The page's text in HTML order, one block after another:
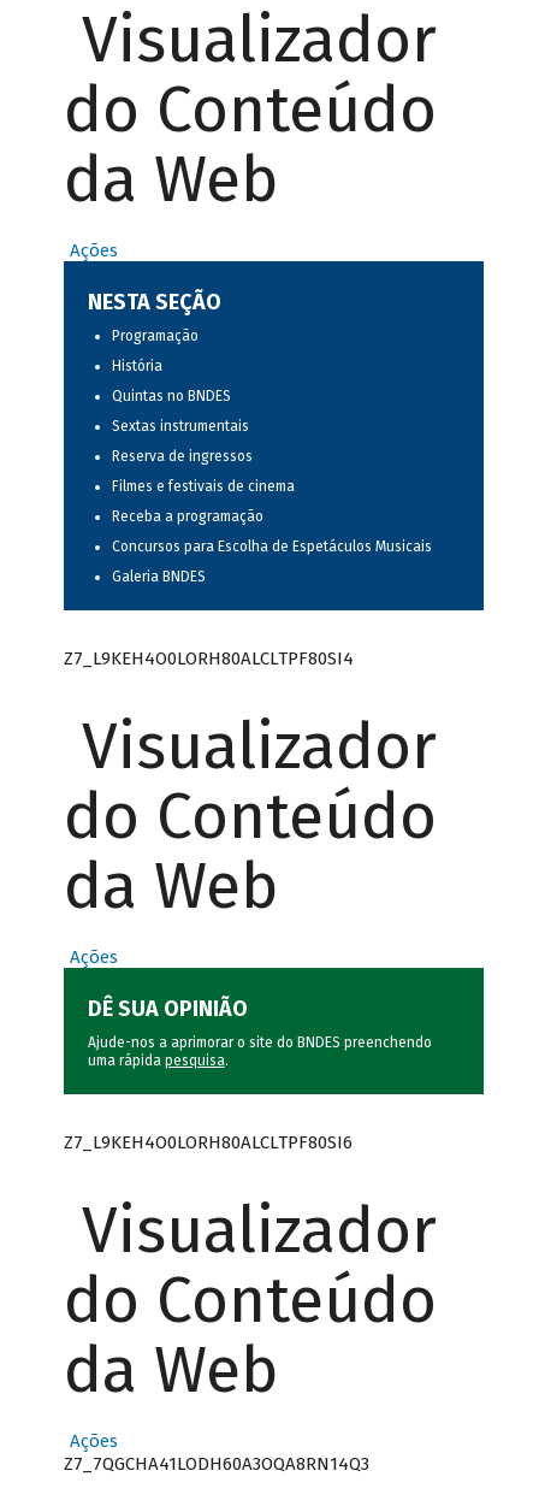
Visualizador
do Conteúdo
da Web
Ações
NESTA SEÇÃO
Programação
História
Quintas no BNDES
Sextas instrumentais
Reserva de ingressos
Filmes e festivais de cinema
Receba a programação
Concursos para Escolha de Espetáculos Musicais
Galeria BNDES
Z7_L9KEH4O0LORH80ALCLTPF80SI4
Visualizador
do Conteúdo
da Web
Ações
DÊ SUA OPINIÃO
Ajude-nos a aprimorar o site do BNDES preenchendo
uma rápida pesquisa.
Z7_L9KEH4O0LORH80ALCLTPF80SI6
Visualizador
do Conteúdo
da Web
Ações
Z7_7QGCHA41LODH60A3OQA8RN14Q3